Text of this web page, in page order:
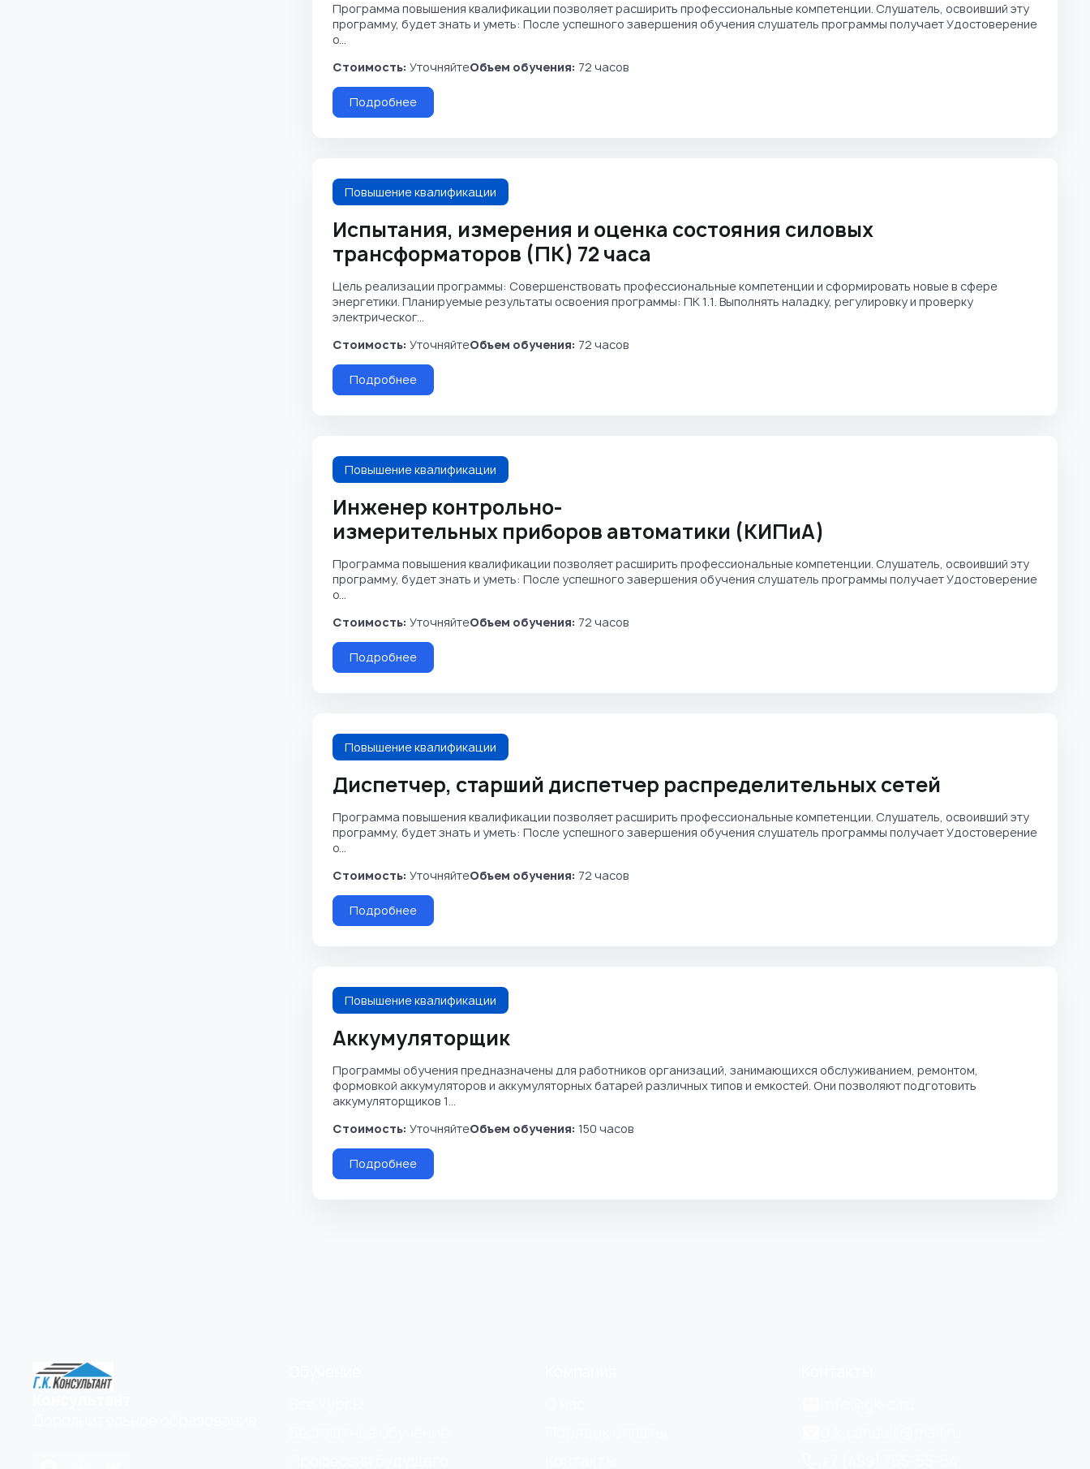
Программа повышения квалификации позволяет расширить профессиональные компетенции. Слушатель, освоивший эту
программу, будет знать и уметь: После успешного завершения обучения слушатель программы получает Удостоверение
о...
Стоимость: УточняйтеОбъем обучения: 72 часов
Подробнее
Повышение квалификации
Испытания, измерения и оценка состояния силовых
трансформаторов (ПК) 72 часа
Цель реализации программы: Совершенствовать профессиональные компетенции и сформировать новые в сфере
энергетики. Планируемые результаты освоения программы: ПК 1.1. Выполнять наладку, регулировку и проверку
электрическог...
Стоимость: УточняйтеОбъем обучения: 72 часов
Подробнее
Повышение квалификации
Инженер контрольно-
измерительных приборов автоматики (КИПиА)
Программа повышения квалификации позволяет расширить профессиональные компетенции. Слушатель, освоивший эту
программу, будет знать и уметь: После успешного завершения обучения слушатель программы получает Удостоверение
о...
Стоимость: УточняйтеОбъем обучения: 72 часов
Подробнее
Повышение квалификации
Диспетчер, старший диспетчер распределительных сетей
Программа повышения квалификации позволяет расширить профессиональные компетенции. Слушатель, освоивший эту
программу, будет знать и уметь: После успешного завершения обучения слушатель программы получает Удостоверение
о...
Стоимость: УточняйтеОбъем обучения: 72 часов
Подробнее
Повышение квалификации
Аккумуляторщик
Программы обучения предназначены для работников организаций, занимающихся обслуживанием, ремонтом,
формовкой аккумуляторов и аккумуляторных батарей различных типов и емкостей. Они позволяют подготовить
аккумуляторщиков 1...
Стоимость: УточняйтеОбъем обучения: 150 часов
Подробнее